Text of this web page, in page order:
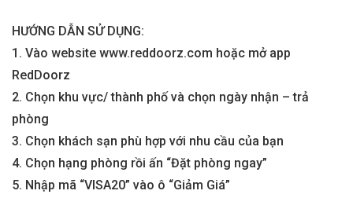
HƯỚNG DẪN SỬ DỤNG:
1. Vào website www.reddoorz.com hoặc mở app
RedDoorz
2. Chọn khu vực/ thành phố và chọn ngày nhận – trả
phòng
3. Chọn khách sạn phù hợp với nhu cầu của bạn
4. Chọn hạng phòng rồi ấn “Đặt phòng ngay”
5. Nhập mã “VISA20” vào ô “Giảm Giá”